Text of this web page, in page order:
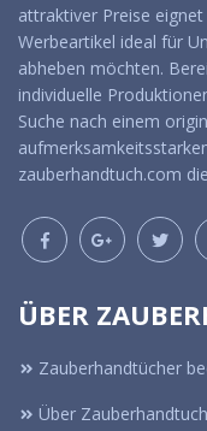
attraktiver Preise
Werbeartikel ideal für
abheben möchten.
individuelle
Suche nach einem
zauberhandtuch.com
ÜBER
Zauberhandtücher
Über